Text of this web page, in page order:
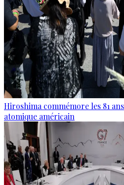
Hiroshima commémore les 81
atomique américain